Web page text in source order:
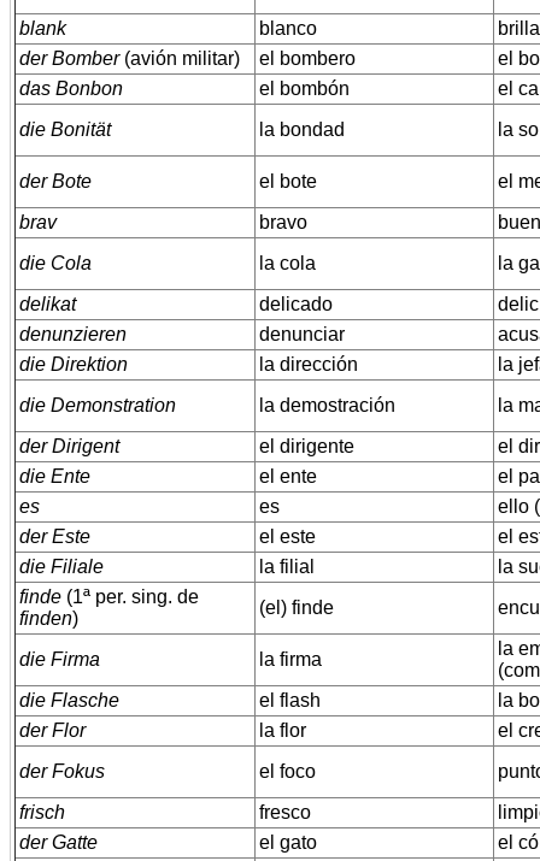
blank
blanco
der Bomber(avión militar) el bombero
el
das Bonbon
el bombón
el
die Bonität
la bondad la
der Bote el bote
el
brav
bravo
die Cola
la cola
la
delikat
delicado
denunzieren
denunciar
die Direktion
la dirección
la
die Demonstration
la demostración
la
der Dirigent
el dirigente
el
die Ente
el ente
el
es
es
ello
der Este
el este
el
die Filiale
la filial
la
finde (1ª per. sing. de
finden)
(el) finde
die Firma la firma
la
die Flasche
el flash
la
der Flor
la flor
el
der Fokus
el foco
frisch
fresco
der Gatte
el gato
el